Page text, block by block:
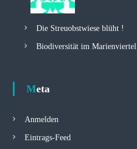
Die Streuobstwiese blüht !
Biodiversität im Marienviertel
Meta
Anmelden
Eintrags-Feed